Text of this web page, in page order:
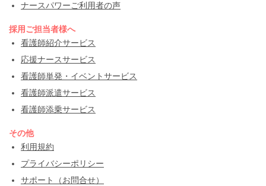
ナースパワーご利用者の声
採用ご担当者様へ
看護師紹介サービス
応援ナースサービス
看護師単発・イベントサービス
看護師派遣サービス
看護師添乗サービス
その他
利用規約
プライバシーポリシー
サポート（お問合せ）